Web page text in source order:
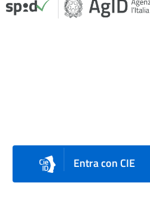
Entra con CIE